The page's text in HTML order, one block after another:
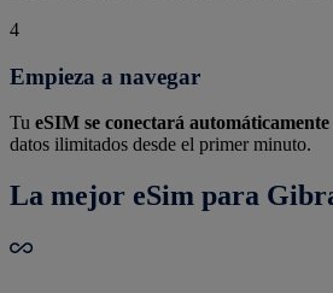
4
Empieza a navegar
Tu eSIM se conectará
datos ilimitados desde el primer minuto.
La mejor eSim para